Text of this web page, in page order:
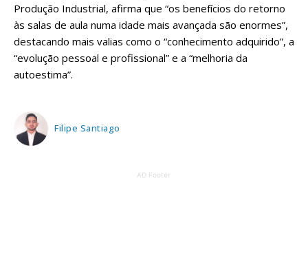
Produção Industrial, afirma que “os benefícios do retorno
às salas de aula numa idade mais avançada são enormes”,
destacando mais valias como o “conhecimento adquirido”, a
“evolução pessoal e profissional” e a “melhoria da
autoestima”.
Filipe Santiago
AD Footer